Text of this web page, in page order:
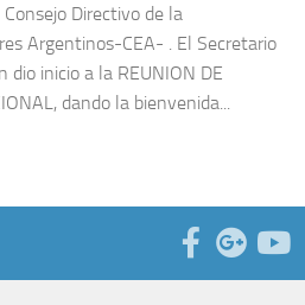
Directivo de la
Argentinos-CEA- . El Secretario
dio inicio a la REUNION DE
dando la bienvenida...